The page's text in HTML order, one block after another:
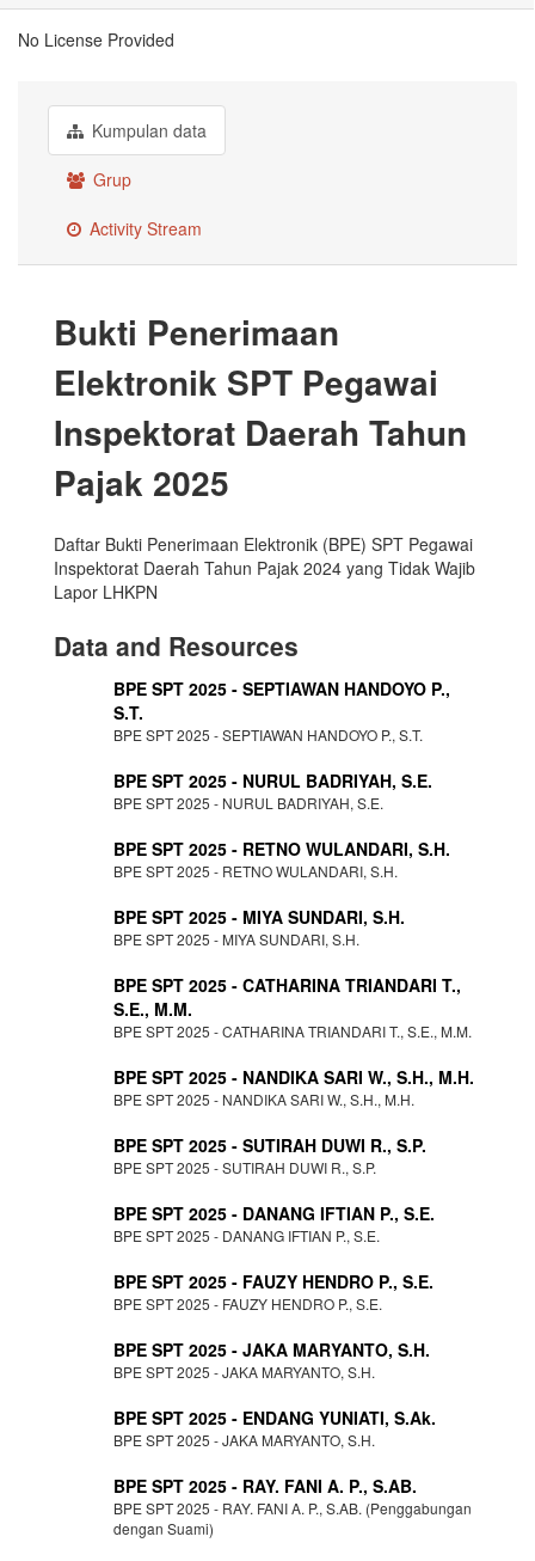
No License Provided
Kumpulan data
Grup
Activity Stream
Bukti Penerimaan
Elektronik SPT Pegawai
Inspektorat Daerah Tahun
Pajak 2025
Daftar Bukti Penerimaan Elektronik (BPE) SPT Pegawai
Inspektorat Daerah Tahun Pajak 2024 yang Tidak Wajib
Lapor LHKPN
Data and Resources
BPE SPT 2025 - SEPTIAWAN HANDOYO P.,
S.T.
BPE SPT 2025 - SEPTIAWAN HANDOYO P., S.T.
BPE SPT 2025 - NURUL BADRIYAH, S.E.
BPE SPT 2025 - NURUL BADRIYAH, S.E.
BPE SPT 2025 - RETNO WULANDARI, S.H.
BPE SPT 2025 - RETNO WULANDARI, S.H.
BPE SPT 2025 - MIYA SUNDARI, S.H.
BPE SPT 2025 - MIYA SUNDARI, S.H.
BPE SPT 2025 - CATHARINA TRIANDARI T.,
S.E., M.M.
BPE SPT 2025 - CATHARINA TRIANDARI T., S.E., M.M.
BPE SPT 2025 - NANDIKA SARI W., S.H., M.H.
BPE SPT 2025 - NANDIKA SARI W., S.H., M.H.
BPE SPT 2025 - SUTIRAH DUWI R., S.P.
BPE SPT 2025 - SUTIRAH DUWI R., S.P.
BPE SPT 2025 - DANANG IFTIAN P., S.E.
BPE SPT 2025 - DANANG IFTIAN P., S.E.
BPE SPT 2025 - FAUZY HENDRO P., S.E.
BPE SPT 2025 - FAUZY HENDRO P., S.E.
BPE SPT 2025 - JAKA MARYANTO, S.H.
BPE SPT 2025 - JAKA MARYANTO, S.H.
BPE SPT 2025 - ENDANG YUNIATI, S.Ak.
BPE SPT 2025 - JAKA MARYANTO, S.H.
BPE SPT 2025 - RAY. FANI A. P., S.AB.
BPE SPT 2025 - RAY. FANI A. P., S.AB. (Penggabungan
dengan Suami)